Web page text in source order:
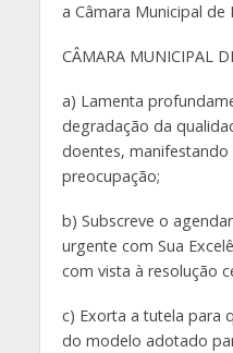
a Câmara Municipal de
CÂMARA MUNICIPAL
a) Lamenta
degradação da
doentes, manifestando
preocupação;
b) Subscreve o
urgente com Sua
com vista à resolução
c) Exorta a tutela para
do modelo adotado